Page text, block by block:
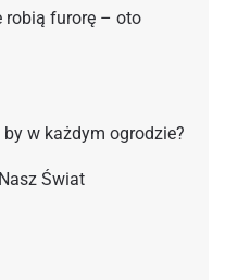
robią furorę – oto
w każdym ogrodzie?
Świat